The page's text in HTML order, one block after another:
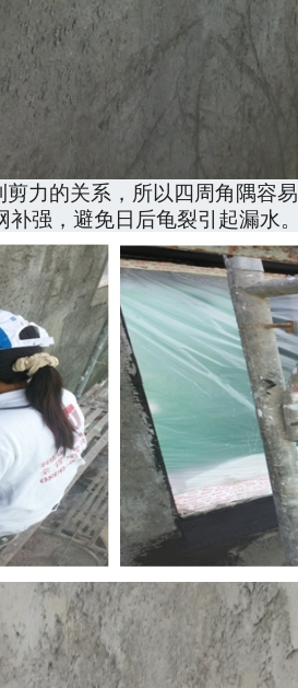
力的关系，所以四周角隅容易
强，避免日后龟裂引起漏水。